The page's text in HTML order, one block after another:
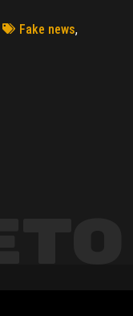
Fake news,